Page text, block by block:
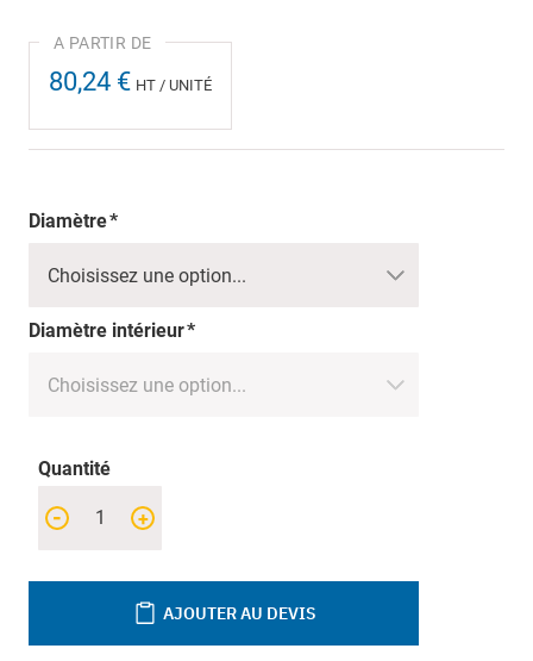
80,24 € HT / UNITÉ
Diamètre
Diamètre intérieur
Quantité
+
-
AJOUTER AU DEVIS